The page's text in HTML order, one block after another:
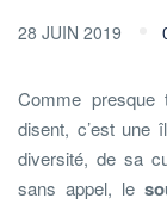
28 JUIN 2019
Comme presque
disent, c’est une
diversité, de sa
sans appel, le